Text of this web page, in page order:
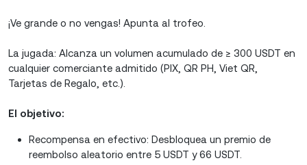
¡Ve grande o no vengas! Apunta al trofeo.
La jugada: Alcanza un volumen acumulado de ≥ 300 USDT en
cualquier comerciante admitido (PIX, QR PH, Viet QR,
Tarjetas de Regalo, etc.).
El objetivo:
Recompensa en efectivo: Desbloquea un premio de
reembolso aleatorio entre 5 USDT y 66 USDT.